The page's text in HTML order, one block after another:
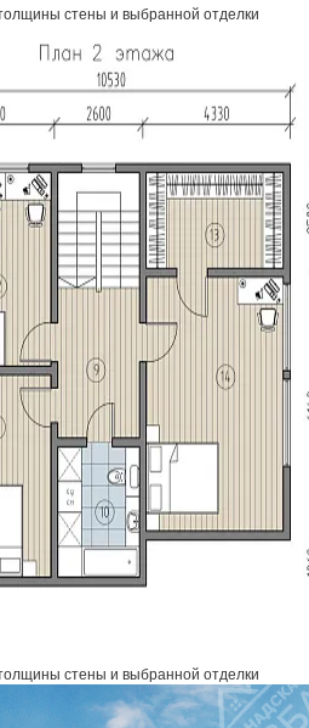
стены и выбранной отделки
стены и выбранной отделки